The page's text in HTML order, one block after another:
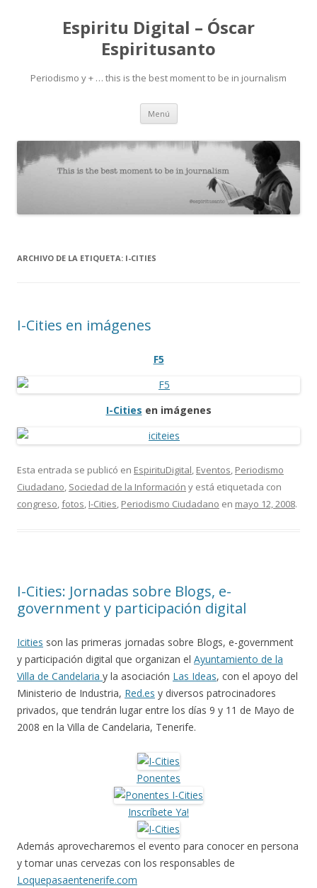
Espiritu Digital – Óscar
Espiritusanto
Periodismo y + … this is the best moment to be in journalism
Menú Ir
contenido
ARCHIVO DE LA ETIQUETA: I-CITIES
I-Cities en imágenes
F5
I-Cities en imágenes
Esta entrada se publicó en EspirituDigital, Eventos, Periodismo
Ciudadano, Sociedad de la Información y está etiquetada con
congreso,fotos, I-Cities, Periodismo Ciudadano en mayo 12, 2008.
I-Cities: Jornadas sobre Blogs, e-
government y participación digital
Icities son las primeras jornadas sobre Blogs, e-government
y participación digital que organizan el Ayuntamiento de la
Villa de Candelaria y la asociación Las Ideas, con el apoyo del
Ministerio de Industria, Red.es y diversos patrocinadores
privados, que tendrán lugar entre los días 9 y 11 de Mayo de
2008 en la Villa de Candelaria, Tenerife.
Ponentes
Inscríbete Ya!
Además aprovecharemos el evento para conocer en persona
y tomar unas cervezas con los responsables de
Loquepasaentenerife.com